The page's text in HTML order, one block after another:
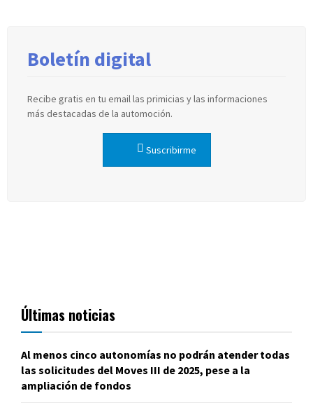
Boletín digital
Recibe gratis en tu email las primicias y las informaciones
más destacadas de la automoción.
Suscribirme
Últimas noticias
Al menos cinco autonomías no podrán atender todas
las solicitudes del Moves III de 2025, pese a la
ampliación de fondos